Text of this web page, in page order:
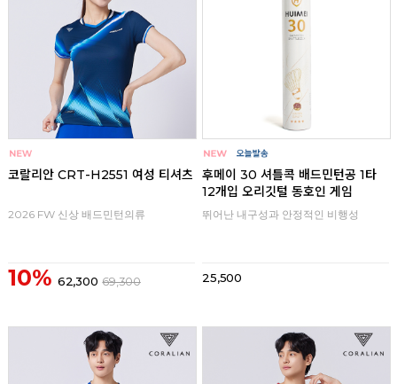
코랄리안 CRT-H2551 여성 티셔츠
2026 FW 신상 배드민턴의류
10% 62,300 69,300
후메이 30 셔틀콕 배드민턴공 1타
12개입 오리깃털 동호인 게임
뛰어난 내구성과 안정적인 비행성
25,500